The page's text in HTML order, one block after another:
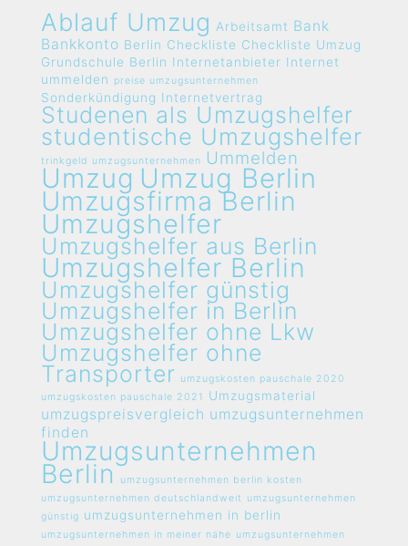
Ablauf Umzug Arbeitsamt Bank
Bankkonto Berlin Checkliste Checkliste Umzug
Grundschule Berlin Internetanbieter Internet
ummelden
preise umzugsunternehmen
Sonderkündigung Internetvertrag
Studenen als Umzugshelfer
studentische Umzugshelfer
trinkgeld umzugsunternehmen Ummelden
Umzug Umzug Berlin
Umzugsfirma Berlin
Umzugshelfer
Umzugshelfer aus Berlin
Umzugshelfer Berlin
Umzugshelfer günstig
Umzugshelfer in Berlin
Umzugshelfer ohne Lkw
Umzugshelfer ohne
Transporter umzugskosten pauschale 2020
umzugskosten pauschale 2021
Umzugsmaterial
umzugspreisvergleich umzugsunternehmen
finden
Umzugsunternehmen
Berlin
umzugsunternehmen berlin kosten
umzugsunternehmen deutschlandweit
umzugsunternehmen
günstig umzugsunternehmen in berlin
umzugsunternehmen in meiner nähe umzugsunternehmen